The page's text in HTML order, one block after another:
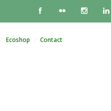
Ecoshop Contact